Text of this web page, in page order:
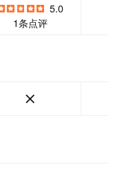
5.0
1条点评